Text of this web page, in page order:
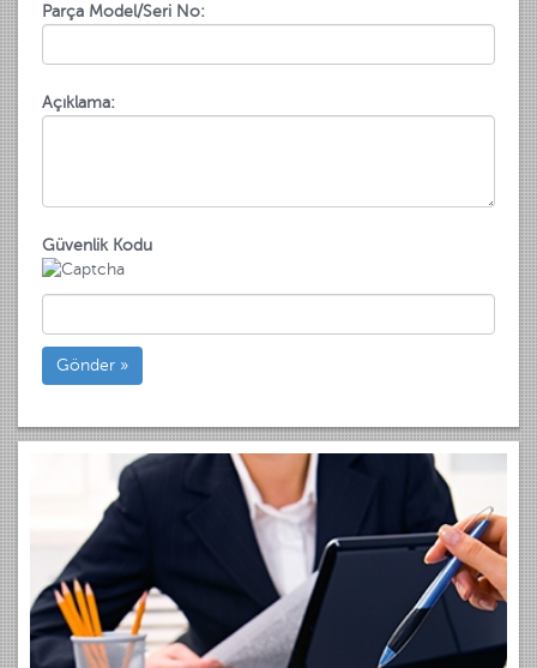
Parça Model/Seri No:
Açıklama:
Güvenlik Kodu